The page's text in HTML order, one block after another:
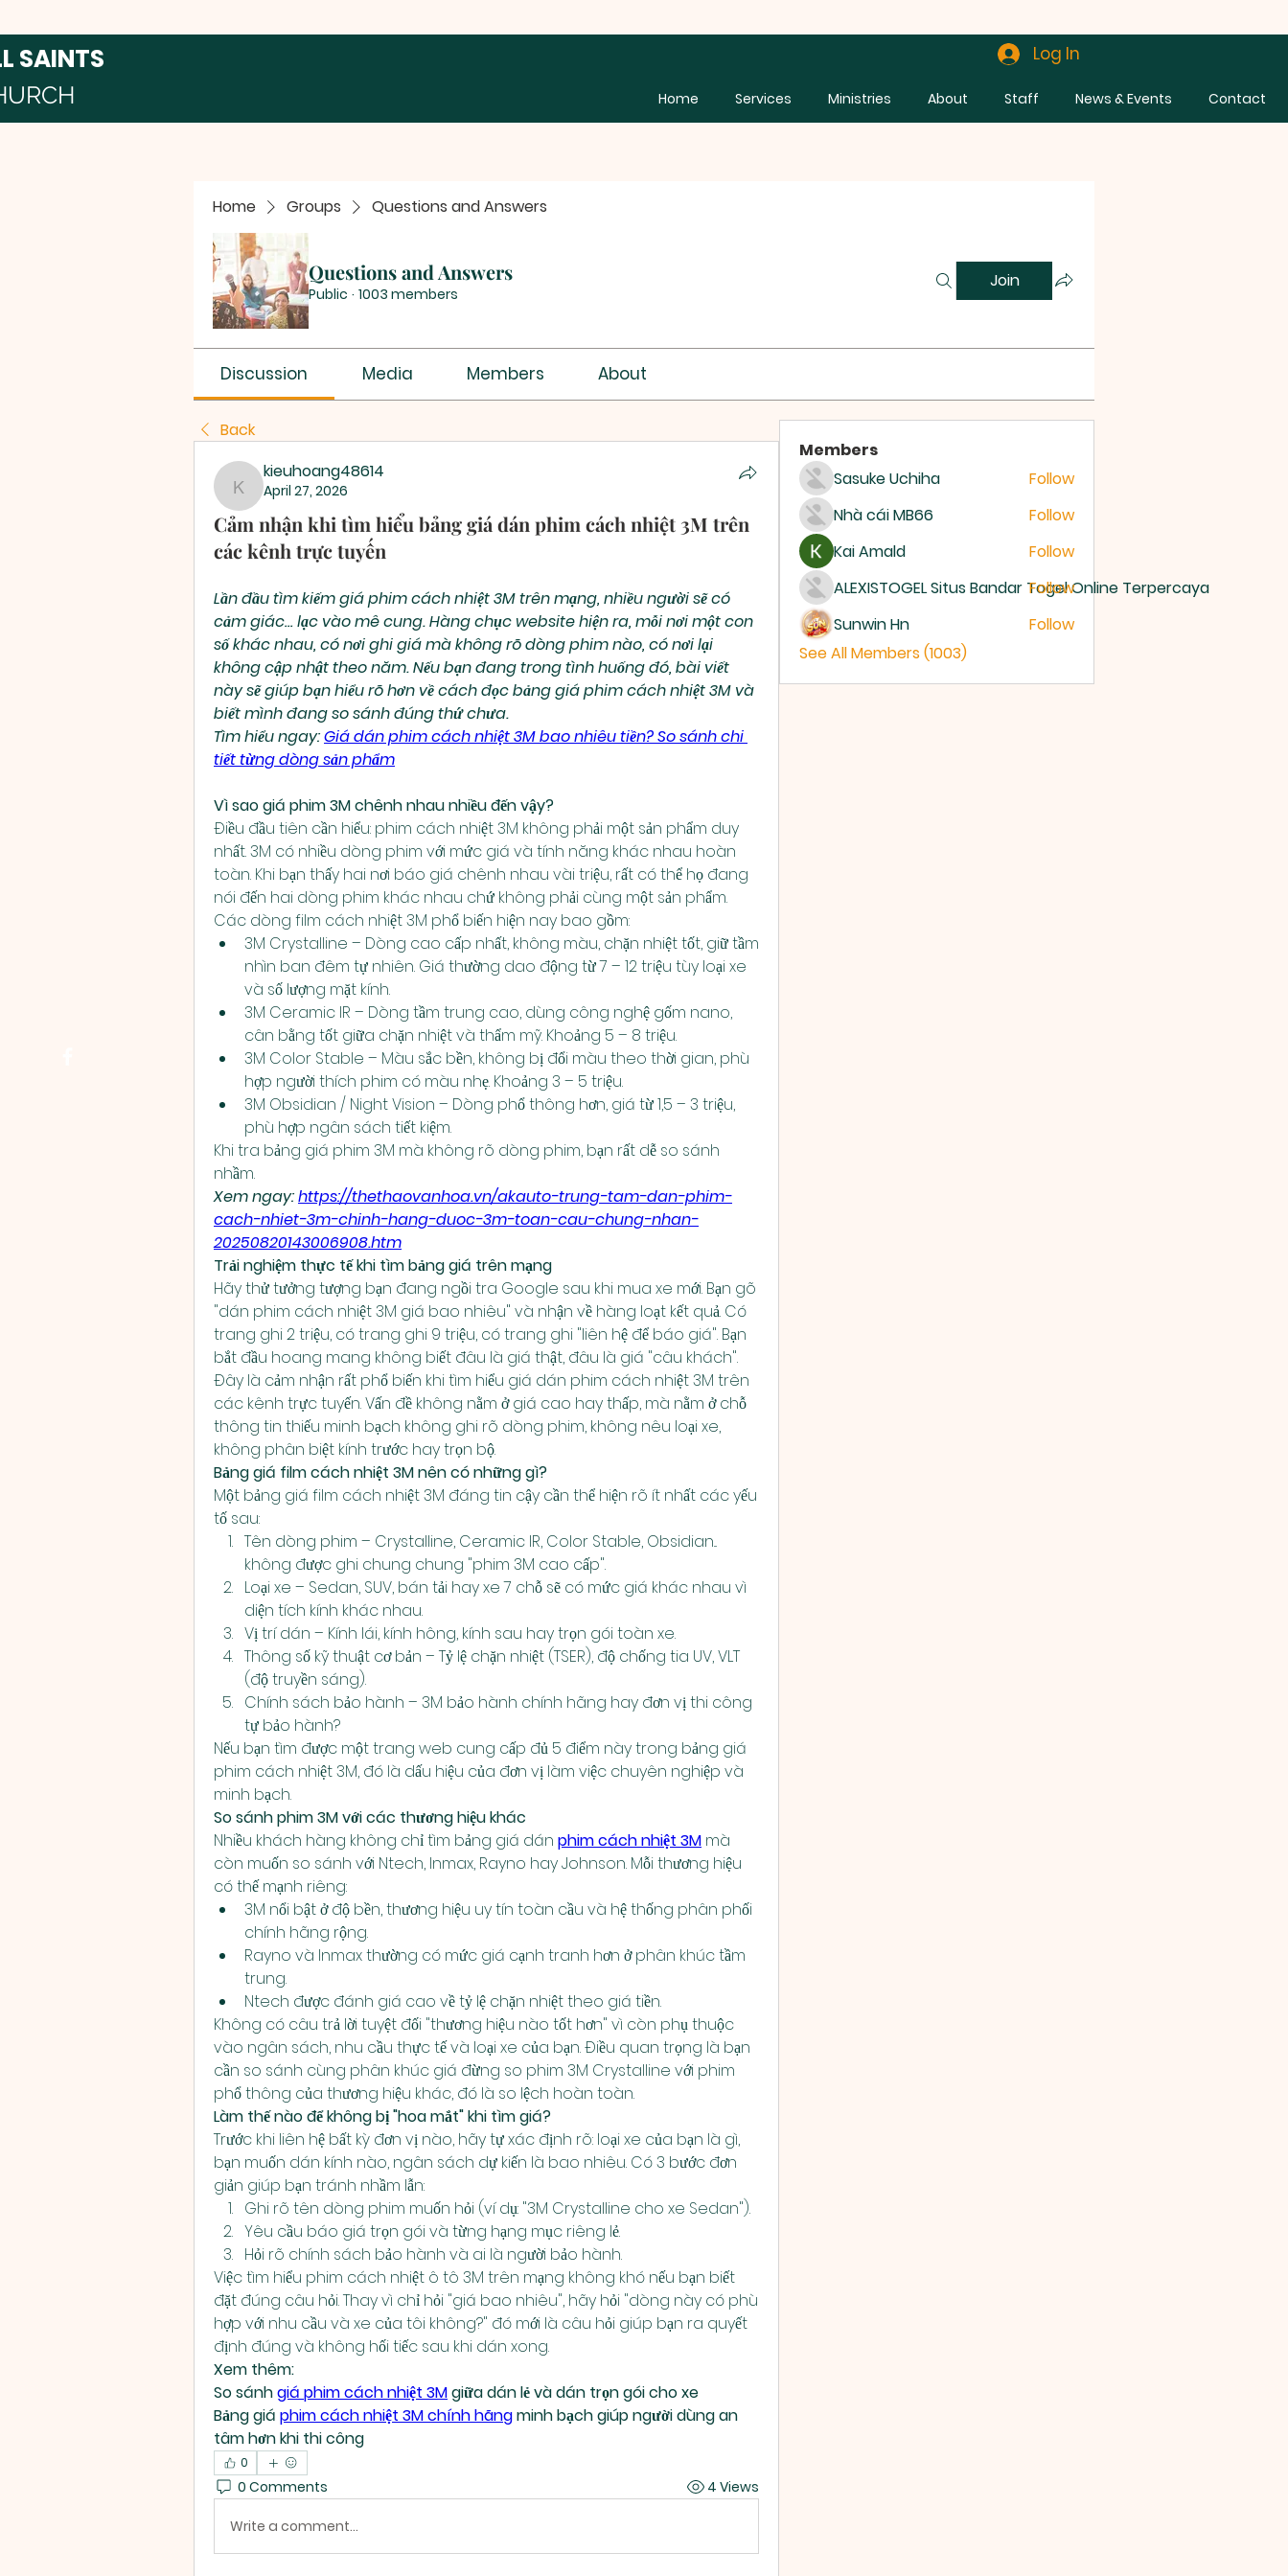
SAINTS Log In
Home Services Ministries About Staff News & Events Contact
Home Groups Questions and Answers
Questions and Answers
Public · 1003 members
Join
Discussion Media Members About
Back
kieuhoang48614
kieuhoang48614
April 27, 2026
Cảm nhận khi tìm hiểu bảng giá dán phim cách nhiệt 3M trên
các kênh trực tuyến
Lần đầu tìm kiếm giá phim cách nhiệt 3M trên mạng, nhiều người sẽ có
cảm giác… lạc vào mê cung. Hàng chục website hiện ra, mỗi nơi một con
số khác nhau, có nơi ghi giá mà không rõ dòng phim nào, có nơi lại
không cập nhật theo năm. Nếu bạn đang trong tình huống đó, bài viết
này sẽ giúp bạn hiểu rõ hơn về cách đọc bảng giá phim cách nhiệt 3M và
biết mình đang so sánh đúng thứ chưa.
Tìm hiểu ngay: Giá dán phim cách nhiệt 3M bao nhiêu tiền? So sánh chi
tiết từng dòng sản phẩm
Vì sao giá phim 3M chênh nhau nhiều đến vậy?
Điều đầu tiên cần hiểu: phim cách nhiệt 3M không phải một sản phẩm duy
nhất. 3M có nhiều dòng phim với mức giá và tính năng khác nhau hoàn
toàn. Khi bạn thấy hai nơi báo giá chênh nhau vài triệu, rất có thể họ đang
nói đến hai dòng phim khác nhau chứ không phải cùng một sản phẩm.
Các dòng film cách nhiệt 3M phổ biến hiện nay bao gồm:
3M Crystalline – Dòng cao cấp nhất, không màu, chặn nhiệt tốt, giữ tầm
nhìn ban đêm tự nhiên. Giá thường dao động từ 7 – 12 triệu tùy loại xe
và số lượng mặt kính.
3M Ceramic IR – Dòng tầm trung cao, dùng công nghệ gốm nano,
cân bằng tốt giữa chặn nhiệt và thẩm mỹ. Khoảng 5 – 8 triệu.
3M Color Stable – Màu sắc bền, không bị đổi màu theo thời gian, phù
hợp người thích phim có màu nhẹ. Khoảng 3 – 5 triệu.
3M Obsidian / Night Vision – Dòng phổ thông hơn, giá từ 1,5 – 3 triệu,
phù hợp ngân sách tiết kiệm.
Khi tra bảng giá phim 3M mà không rõ dòng phim, bạn rất dễ so sánh
nhầm.
Xem ngay: https://thethaovanhoa.vn/akauto-trung-tam-dan-phim-
cach-nhiet-3m-chinh-hang-duoc-3m-toan-cau-chung-nhan-
20250820143006908.htm
Trải nghiệm thực tế khi tìm bảng giá trên mạng
Hãy thử tưởng tượng bạn đang ngồi tra Google sau khi mua xe mới. Bạn gõ
"dán phim cách nhiệt 3M giá bao nhiêu" và nhận về hàng loạt kết quả. Có
trang ghi 2 triệu, có trang ghi 9 triệu, có trang ghi "liên hệ để báo giá". Bạn
bắt đầu hoang mang không biết đâu là giá thật, đâu là giá "câu khách".
Đây là cảm nhận rất phổ biến khi tìm hiểu giá dán phim cách nhiệt 3M trên
các kênh trực tuyến. Vấn đề không nằm ở giá cao hay thấp, mà nằm ở chỗ
thông tin thiếu minh bạch không ghi rõ dòng phim, không nêu loại xe,
không phân biệt kính trước hay trọn bộ.
Bảng giá film cách nhiệt 3M nên có những gì?
Một bảng giá film cách nhiệt 3M đáng tin cậy cần thể hiện rõ ít nhất các yếu
tố sau:
Tên dòng phim – Crystalline, Ceramic IR, Color Stable, Obsidian...
không được ghi chung chung "phim 3M cao cấp".
Loại xe – Sedan, SUV, bán tải hay xe 7 chỗ sẽ có mức giá khác nhau vì
diện tích kính khác nhau.
Vị trí dán – Kính lái, kính hông, kính sau hay trọn gói toàn xe.
Thông số kỹ thuật cơ bản – Tỷ lệ chặn nhiệt (TSER), độ chống tia UV, VLT
(độ truyền sáng).
Chính sách bảo hành – 3M bảo hành chính hãng hay đơn vị thi công
tự bảo hành?
Nếu bạn tìm được một trang web cung cấp đủ 5 điểm này trong bảng giá
phim cách nhiệt 3M, đó là dấu hiệu của đơn vị làm việc chuyên nghiệp và
minh bạch.
So sánh phim 3M với các thương hiệu khác
Nhiều khách hàng không chỉ tìm bảng giá dán phim cách nhiệt 3M mà
còn muốn so sánh với Ntech, Inmax, Rayno hay Johnson. Mỗi thương hiệu
có thế mạnh riêng:
3M nổi bật ở độ bền, thương hiệu uy tín toàn cầu và hệ thống phân phối
chính hãng rộng.
Rayno và Inmax thường có mức giá cạnh tranh hơn ở phân khúc tầm
trung.
Ntech được đánh giá cao về tỷ lệ chặn nhiệt theo giá tiền.
Không có câu trả lời tuyệt đối "thương hiệu nào tốt hơn" vì còn phụ thuộc
vào ngân sách, nhu cầu thực tế và loại xe của bạn. Điều quan trọng là bạn
cần so sánh cùng phân khúc giá đừng so phim 3M Crystalline với phim
phổ thông của thương hiệu khác, đó là so lệch hoàn toàn.
Làm thế nào để không bị "hoa mắt" khi tìm giá?
Trước khi liên hệ bất kỳ đơn vị nào, hãy tự xác định rõ: loại xe của bạn là gì,
bạn muốn dán kính nào, ngân sách dự kiến là bao nhiêu. Có 3 bước đơn
giản giúp bạn tránh nhầm lẫn:
Ghi rõ tên dòng phim muốn hỏi (ví dụ: "3M Crystalline cho xe Sedan").
Yêu cầu báo giá trọn gói và từng hạng mục riêng lẻ.
Hỏi rõ chính sách bảo hành và ai là người bảo hành.
Việc tìm hiểu phim cách nhiệt ô tô 3M trên mạng không khó nếu bạn biết
đặt đúng câu hỏi. Thay vì chỉ hỏi "giá bao nhiêu", hãy hỏi "dòng này có phù
hợp với nhu cầu và xe của tôi không?" đó mới là câu hỏi giúp bạn ra quyết
định đúng và không hối tiếc sau khi dán xong.
Xem thêm:
So sánh giá phim cách nhiệt 3M giữa dán lẻ và dán trọn gói cho xe
Bảng giá phim cách nhiệt 3M chính hãng minh bạch giúp người dùng an
tâm hơn khi thi công
0
0 Comments 4 Views
Write a comment...
Members
Sasuke Uchiha
Follow
Nhà cái MB66
Follow
Kai Amald
Follow
ALEXISTOGEL Situs Bandar Togel Online Terpercaya
Follow
Sunwin Hn
Follow
See All Members (1003)